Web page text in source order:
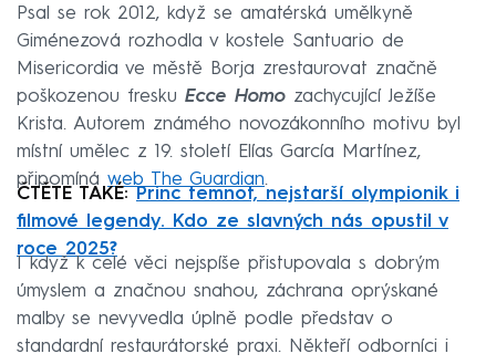
Psal se rok 2012, když se amatérská umělkyně
Giménezová rozhodla v kostele Santuario de
Misericordia ve městě Borja zrestaurovat značně
poškozenou fresku Ecce Homo zachycující Ježíše
Krista. Autorem známého novozákonního motivu byl
místní umělec z 19. století Elías García Martínez,
připomíná web The Guardian.
ČTĚTE TAKÉ: Princ temnot, nejstarší olympionik i
filmové legendy. Kdo ze slavných nás opustil v
roce 2025?
I když k celé věci nejspíše přistupovala s dobrým
úmyslem a značnou snahou, záchrana oprýskané
malby se nevyvedla úplně podle představ o
standardní restaurátorské praxi. Někteří odborníci i